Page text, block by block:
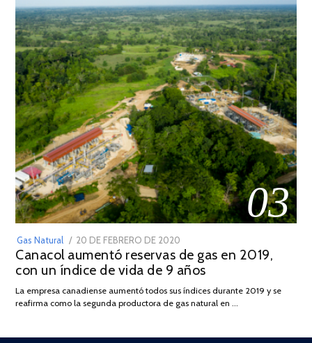
03
Gas Natural
POSTED
ON
20 DE FEBRERO DE 2020
DE
JULIO
2025
Canacol aumentó reservas de gas en 2019,
con un índice de vida de 9 años
La empresa canadiense aumentó todos sus índices durante 2019 y se
reafirma como la segunda productora de gas natural en …